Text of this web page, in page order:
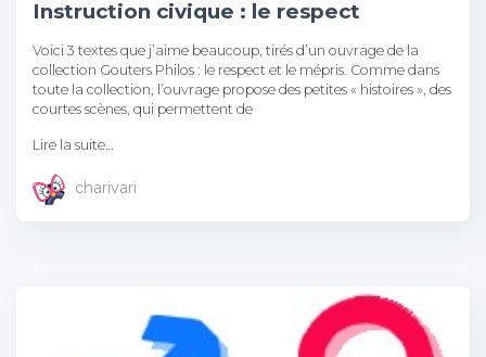
Instruction civique : le respect
Voici 3 textes que j’aime beaucoup, tirés d’un ouvrage de la
collection Gouters Philos : le respect et le mépris. Comme dans
toute la collection, l’ouvrage propose des petites « histoires », des
courtes scènes, qui permettent de
Lire la suite…
charivari